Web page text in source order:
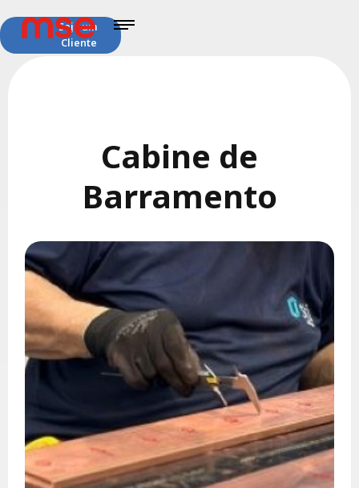
Seja um
Cliente
Cabine de
Barramento